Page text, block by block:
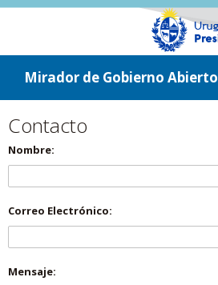
ir a contenido
ir al menú
Mirador de Gobierno Abierto
Contacto
Nombre:
Correo Electrónico:
Mensaje: